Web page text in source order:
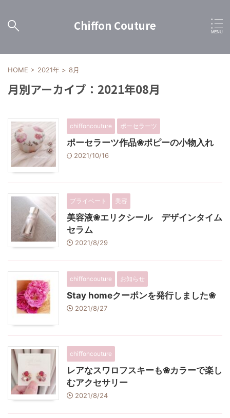
Chiffon Couture
HOME > 2021年 > 8月
月別アーカイブ：2021年08月
chiffoncouture ポーセラーツ
ポーセラーツ作品❀ポピーの小物入れ
2021/10/16
プライベート 美容
美容液❀エリクシール デザインタイム
セラム
2021/8/29
chiffoncouture お知らせ
Stay homeクーポンを発行しました❀
2021/8/27
chiffoncouture
レアなスワロフスキーも❀カラーで楽し
むアクセサリー
2021/8/24